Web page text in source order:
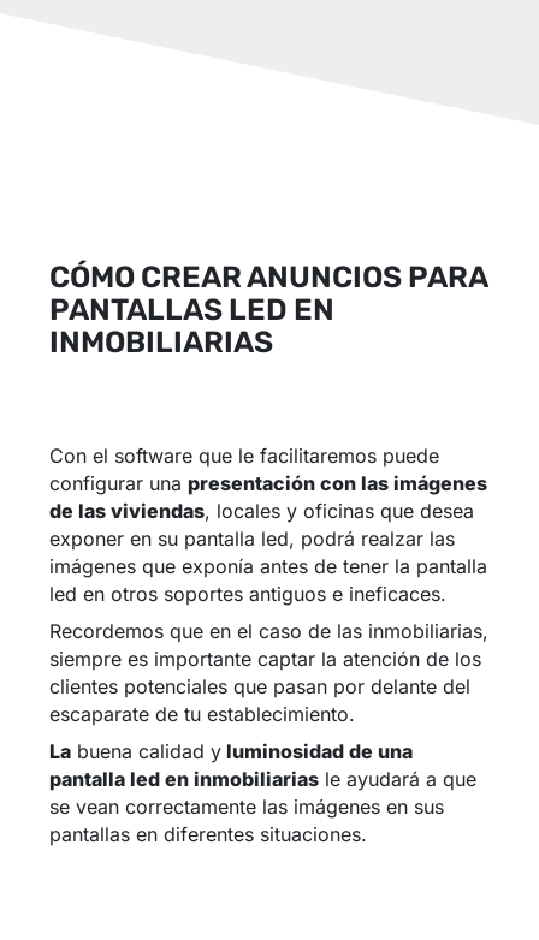
CÓMO CREAR ANUNCIOS PARA
PANTALLAS LED EN
INMOBILIARIAS
Con el software que le facilitaremos puede
configurar una presentación con las imágenes
de las viviendas, locales y oficinas que desea
exponer en su pantalla led, podrá realzar las
imágenes que exponía antes de tener la pantalla
led en otros soportes antiguos e ineficaces.
Recordemos que en el caso de las inmobiliarias,
siempre es importante captar la atención de los
clientes potenciales que pasan por delante del
escaparate de tu establecimiento.
Labuena calidad yluminosidad de una
pantalla led en inmobiliariasle ayudará a que
se vean correctamente las imágenes en sus
pantallas en diferentes situaciones.